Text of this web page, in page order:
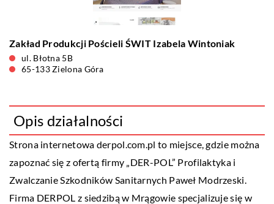
Zakład Produkcji Pościeli ŚWIT Izabela Wintoniak
ul. Błotna 5B
65-133 Zielona Góra
Opis działalności
Strona internetowa derpol.com.pl to miejsce, gdzie można
zapoznać się z ofertą firmy „DER-POL” Profilaktyka i
Zwalczanie Szkodników Sanitarnych Paweł Modrzeski.
Firma DERPOL z siedzibą w Mrągowie specjalizuje się w